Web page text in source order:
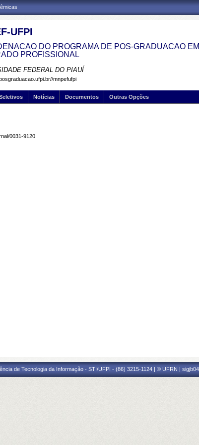
UFPI
DO PROGRAMA DE POS-GRADUACAO
PROFISSIONAL
FEDERAL DO PIAUÍ
mnpefufpi
Notícias Documentos Outras Opções
0031-9120
de Tecnologia da Informação - STI/UFPI - (86) 3215-1124 | © UFRN |